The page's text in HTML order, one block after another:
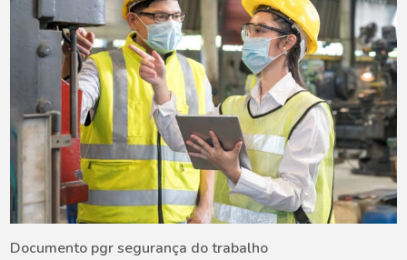
Documento pgr segurança do trabalho